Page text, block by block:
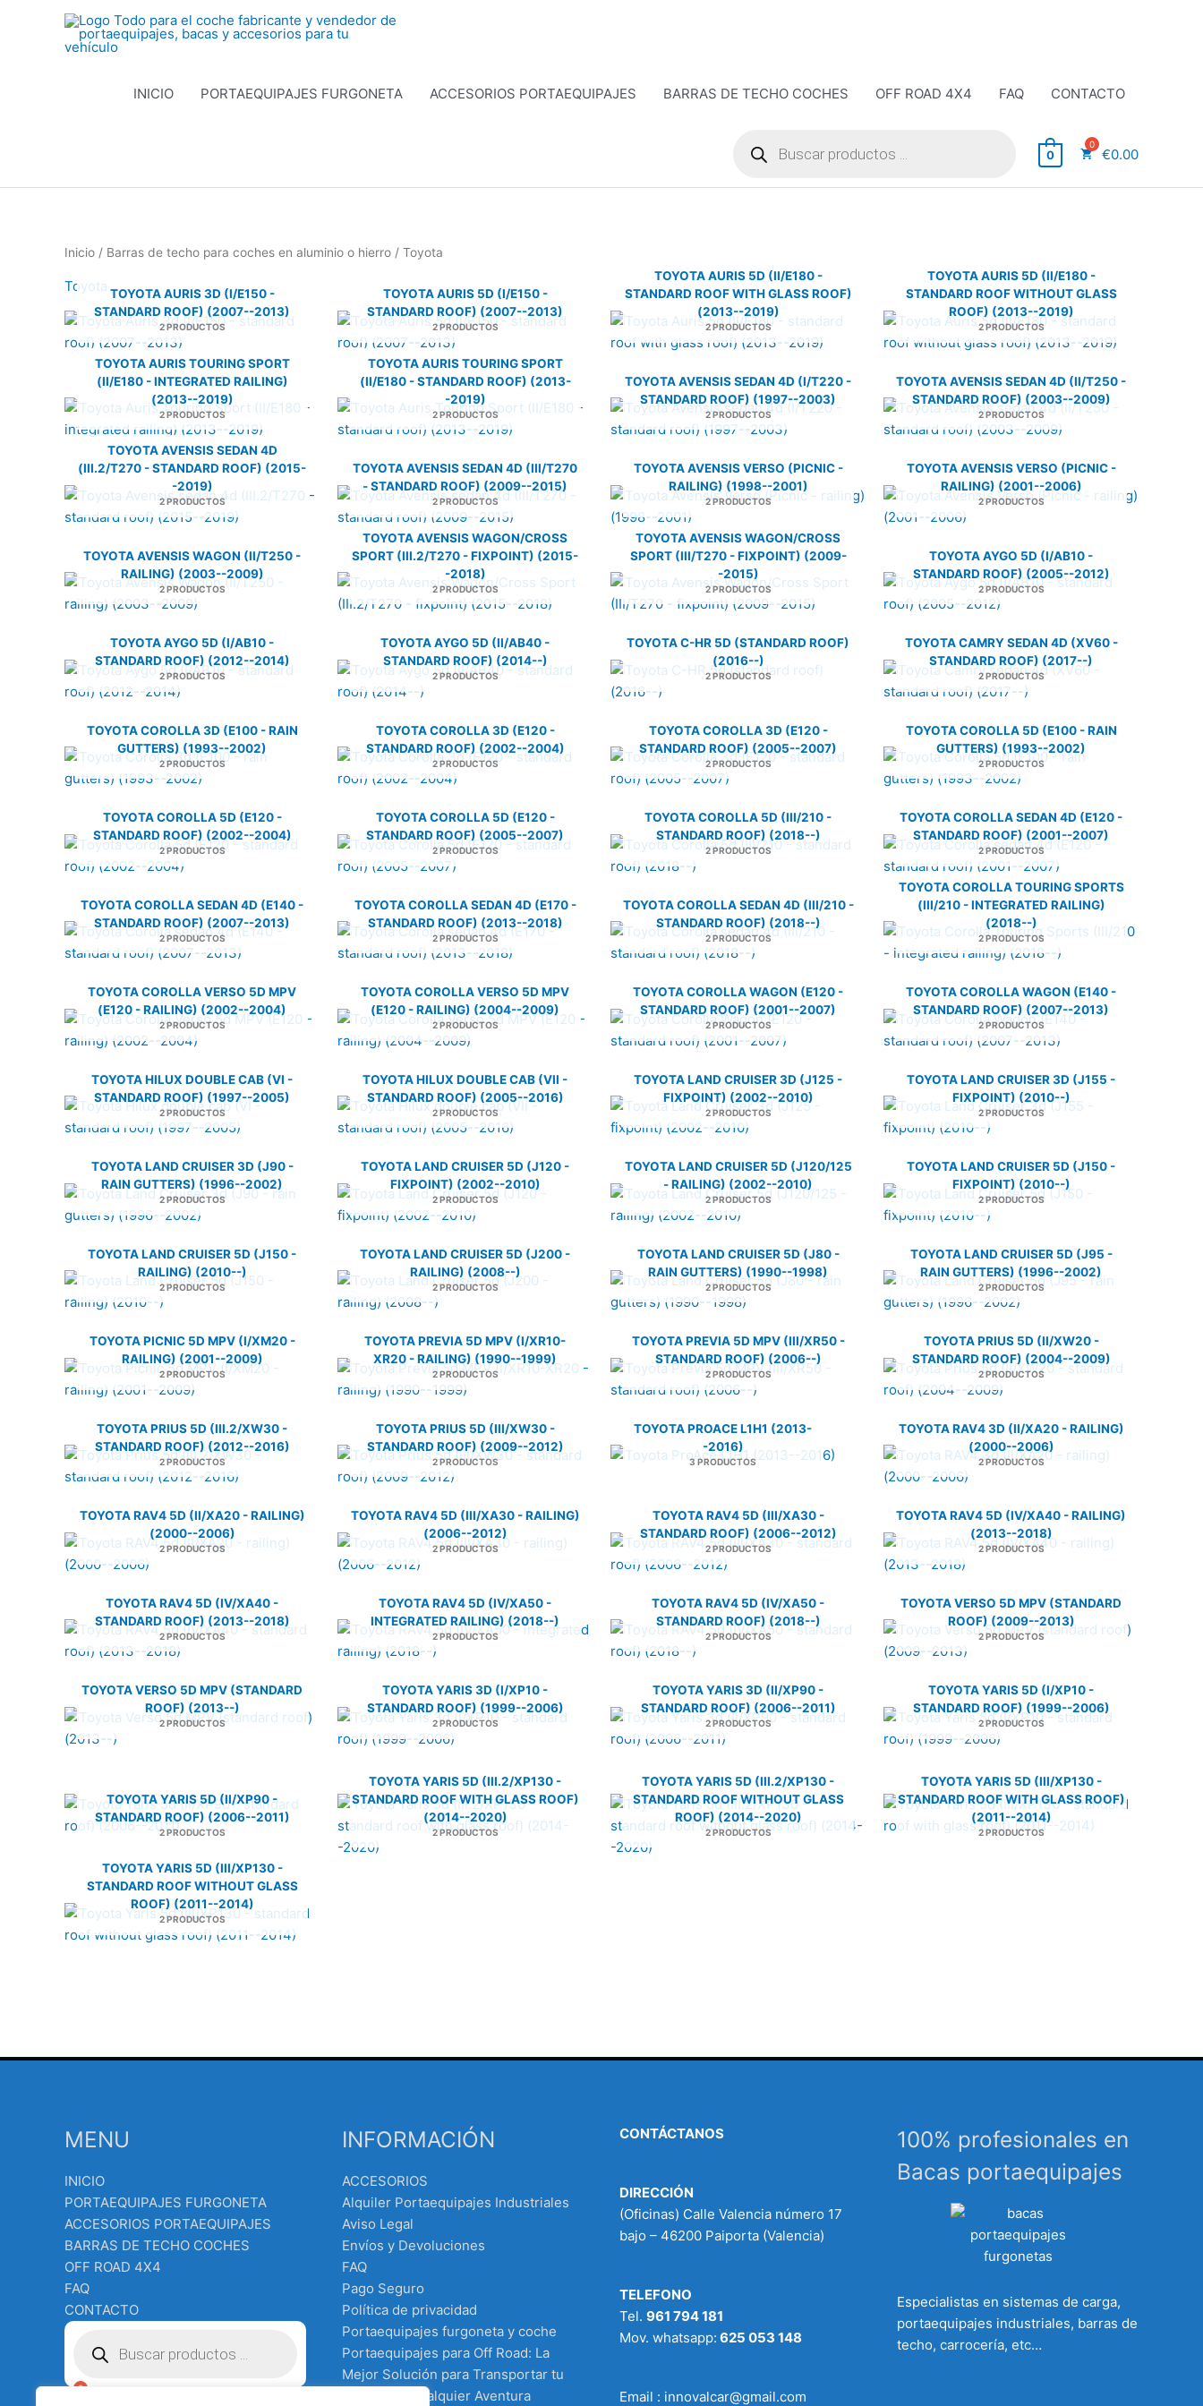
INICIO PORTAEQUIPAJES FURGONETA ACCESORIOS PORTAEQUIPAJES BARRAS DE TECHO COCHES OFF ROAD 4X4 FAQ
CONTACTO
productos 0 €0.00
Inicio / Barras de techo para coches en aluminio o hierro / Toyota
Toyota TOYOTA AURIS 3D (I/E150 -
STANDARD ROOF) (2007--2013)
2 PRODUCTOS
TOYOTA AURIS 5D (I/E150 -
STANDARD ROOF) (2007--2013)
2 PRODUCTOS
TOYOTA AURIS 5D (II/E180 -
STANDARD ROOF WITH GLASS ROOF)
(2013--2019)
2 PRODUCTOS
TOYOTA AURIS 5D (II/E180 -
STANDARD ROOF WITHOUT GLASS
ROOF) (2013--2019)
2 PRODUCTOS
TOYOTA AURIS TOURING SPORT
(II/E180 - INTEGRATED RAILING)
(2013--2019)
2 PRODUCTOS
TOYOTA AURIS TOURING SPORT
(II/E180 - STANDARD ROOF) (2013-
-2019)
2 PRODUCTOS
TOYOTA AVENSIS SEDAN 4D (I/T220 -
STANDARD ROOF) (1997--2003)
2 PRODUCTOS
TOYOTA AVENSIS SEDAN 4D (II/T250 -
STANDARD ROOF) (2003--2009)
2 PRODUCTOS
TOYOTA AVENSIS SEDAN 4D
(III.2/T270 - STANDARD ROOF) (2015-
-2019)
2 PRODUCTOS
TOYOTA AVENSIS SEDAN 4D (III/T270
- STANDARD ROOF) (2009--2015)
2 PRODUCTOS
TOYOTA AVENSIS VERSO (PICNIC -
RAILING) (1998--2001)
2 PRODUCTOS
TOYOTA AVENSIS VERSO (PICNIC -
RAILING) (2001--2006)
2 PRODUCTOS
TOYOTA AVENSIS WAGON (II/T250 -
RAILING) (2003--2009)
2 PRODUCTOS
TOYOTA AVENSIS WAGON/CROSS
SPORT (III.2/T270 - FIXPOINT) (2015-
-2018)
2 PRODUCTOS
TOYOTA AVENSIS WAGON/CROSS
SPORT (III/T270 - FIXPOINT) (2009-
-2015)
2 PRODUCTOS
TOYOTA AYGO 5D (I/AB10 -
STANDARD ROOF) (2005--2012)
2 PRODUCTOS
TOYOTA AYGO 5D (I/AB10 -
STANDARD ROOF) (2012--2014)
2 PRODUCTOS
TOYOTA AYGO 5D (II/AB40 -
STANDARD ROOF) (2014--)
2 PRODUCTOS
TOYOTA C-HR 5D (STANDARD ROOF)
(2016--)
2 PRODUCTOS
TOYOTA CAMRY SEDAN 4D (XV60 -
STANDARD ROOF) (2017--)
2 PRODUCTOS
TOYOTA COROLLA 3D (E100 - RAIN
GUTTERS) (1993--2002)
2 PRODUCTOS
TOYOTA COROLLA 3D (E120 -
STANDARD ROOF) (2002--2004)
2 PRODUCTOS
TOYOTA COROLLA 3D (E120 -
STANDARD ROOF) (2005--2007)
2 PRODUCTOS
TOYOTA COROLLA 5D (E100 - RAIN
GUTTERS) (1993--2002)
2 PRODUCTOS
TOYOTA COROLLA 5D (E120 -
STANDARD ROOF) (2002--2004)
2 PRODUCTOS
TOYOTA COROLLA 5D (E120 -
STANDARD ROOF) (2005--2007)
2 PRODUCTOS
TOYOTA COROLLA 5D (III/210 -
STANDARD ROOF) (2018--)
2 PRODUCTOS
TOYOTA COROLLA SEDAN 4D (E120 -
STANDARD ROOF) (2001--2007)
2 PRODUCTOS
TOYOTA COROLLA SEDAN 4D (E140 -
STANDARD ROOF) (2007--2013)
2 PRODUCTOS
TOYOTA COROLLA SEDAN 4D (E170 -
STANDARD ROOF) (2013--2018)
2 PRODUCTOS
TOYOTA COROLLA SEDAN 4D (III/210 -
STANDARD ROOF) (2018--)
2 PRODUCTOS
TOYOTA COROLLA TOURING SPORTS
(III/210 - INTEGRATED RAILING)
(2018--)
2 PRODUCTOS
TOYOTA COROLLA VERSO 5D MPV
(E120 - RAILING) (2002--2004)
2 PRODUCTOS
TOYOTA COROLLA VERSO 5D MPV
(E120 - RAILING) (2004--2009)
2 PRODUCTOS
TOYOTA COROLLA WAGON (E120 -
STANDARD ROOF) (2001--2007)
2 PRODUCTOS
TOYOTA COROLLA WAGON (E140 -
STANDARD ROOF) (2007--2013)
2 PRODUCTOS
TOYOTA HILUX DOUBLE CAB (VI -
STANDARD ROOF) (1997--2005)
2 PRODUCTOS
TOYOTA HILUX DOUBLE CAB (VII -
STANDARD ROOF) (2005--2016)
2 PRODUCTOS
TOYOTA LAND CRUISER 3D (J125 -
FIXPOINT) (2002--2010)
2 PRODUCTOS
TOYOTA LAND CRUISER 3D (J155 -
FIXPOINT) (2010--)
2 PRODUCTOS
TOYOTA LAND CRUISER 3D (J90 -
RAIN GUTTERS) (1996--2002)
2 PRODUCTOS
TOYOTA LAND CRUISER 5D (J120 -
FIXPOINT) (2002--2010)
2 PRODUCTOS
TOYOTA LAND CRUISER 5D (J120/125
- RAILING) (2002--2010)
2 PRODUCTOS
TOYOTA LAND CRUISER 5D (J150 -
FIXPOINT) (2010--)
2 PRODUCTOS
TOYOTA LAND CRUISER 5D (J150 -
RAILING) (2010--)
2 PRODUCTOS
TOYOTA LAND CRUISER 5D (J200 -
RAILING) (2008--)
2 PRODUCTOS
TOYOTA LAND CRUISER 5D (J80 -
RAIN GUTTERS) (1990--1998)
2 PRODUCTOS
TOYOTA LAND CRUISER 5D (J95 -
RAIN GUTTERS) (1996--2002)
2 PRODUCTOS
TOYOTA PICNIC 5D MPV (I/XM20 -
RAILING) (2001--2009)
2 PRODUCTOS
TOYOTA PREVIA 5D MPV (I/XR10-
XR20 - RAILING) (1990--1999)
2 PRODUCTOS
TOYOTA PREVIA 5D MPV (III/XR50 -
STANDARD ROOF) (2006--)
2 PRODUCTOS
TOYOTA PRIUS 5D (II/XW20 -
STANDARD ROOF) (2004--2009)
2 PRODUCTOS
TOYOTA PRIUS 5D (III.2/XW30 -
STANDARD ROOF) (2012--2016)
2 PRODUCTOS
TOYOTA PRIUS 5D (III/XW30 -
STANDARD ROOF) (2009--2012)
2 PRODUCTOS
TOYOTA PROACE L1H1 (2013-
-2016)
3 PRODUCTOS
TOYOTA RAV4 3D (II/XA20 - RAILING)
(2000--2006)
2 PRODUCTOS
TOYOTA RAV4 5D (II/XA20 - RAILING)
(2000--2006)
2 PRODUCTOS
TOYOTA RAV4 5D (III/XA30 - RAILING)
(2006--2012)
2 PRODUCTOS
TOYOTA RAV4 5D (III/XA30 -
STANDARD ROOF) (2006--2012)
2 PRODUCTOS
TOYOTA RAV4 5D (IV/XA40 - RAILING)
(2013--2018)
2 PRODUCTOS
TOYOTA RAV4 5D (IV/XA40 -
STANDARD ROOF) (2013--2018)
2 PRODUCTOS
TOYOTA RAV4 5D (IV/XA50 -
INTEGRATED RAILING) (2018--)
2 PRODUCTOS
TOYOTA RAV4 5D (IV/XA50 -
STANDARD ROOF) (2018--)
2 PRODUCTOS
TOYOTA VERSO 5D MPV (STANDARD
ROOF) (2009--2013)
2 PRODUCTOS
TOYOTA VERSO 5D MPV (STANDARD
ROOF) (2013--)
2 PRODUCTOS
TOYOTA YARIS 3D (I/XP10 -
STANDARD ROOF) (1999--2006)
2 PRODUCTOS
TOYOTA YARIS 3D (II/XP90 -
STANDARD ROOF) (2006--2011)
2 PRODUCTOS
TOYOTA YARIS 5D (I/XP10 -
STANDARD ROOF) (1999--2006)
2 PRODUCTOS
TOYOTA YARIS 5D (II/XP90 -
STANDARD ROOF) (2006--2011)
2 PRODUCTOS
TOYOTA YARIS 5D (III.2/XP130 -
STANDARD ROOF WITH GLASS ROOF)
(2014--2020)
2 PRODUCTOS
TOYOTA YARIS 5D (III.2/XP130 -
STANDARD ROOF WITHOUT GLASS
ROOF) (2014--2020)
2 PRODUCTOS
TOYOTA YARIS 5D (III/XP130 -
STANDARD ROOF WITH GLASS ROOF)
(2011--2014)
2 PRODUCTOS
TOYOTA YARIS 5D (III/XP130 -
STANDARD ROOF WITHOUT GLASS
ROOF) (2011--2014)
2 PRODUCTOS
MENU
INICIO
PORTAEQUIPAJES FURGONETA
ACCESORIOS PORTAEQUIPAJES
BARRAS DE TECHO COCHES
OFF ROAD 4X4
FAQ
CONTACTO
productos
INFORMACIÓN
ACCESORIOS
Alquiler Portaequipajes Industriales
Aviso Legal
Envíos y Devoluciones
FAQ
Pago Seguro
Política de privacidad
Portaequipajes furgoneta y coche
Portaequipajes para Off Road: La
Mejor Solución para Transportar tu
Equipo en Cualquier Aventura
CONTÁCTANOS
DIRECCIÓN
(Oficinas) Calle Valencia número 17
bajo – 46200 Paiporta (Valencia)
TELEFONO
Tel. 961 794 181
Mov. whatsapp: 625 053 148
Email : innovalcar@gmail.com
100% profesionales en
Bacas portaequipajes
Especialistas en sistemas de carga,
portaequipajes industriales, barras de
techo, carrocería, etc…